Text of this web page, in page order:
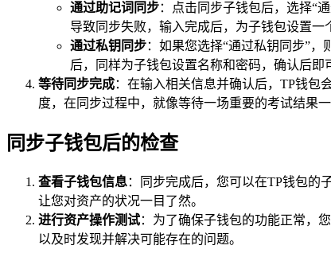
通过助记词同步：点击同步子钱包后，选择“
导致同步失败，输入完成后，为子钱包设置一
通过私钥同步：如果您选择“通过私钥同步”
后，同样为子钱包设置名称和密码，确认后即
等待同步完成：在输入相关信息并确认后，TP钱包
度，在同步过程中，就像等待一场重要的考试结果
同步子钱包后的检查
查看子钱包信息：同步完成后，您可以在TP钱包的
让您对资产的状况一目了然。
进行资产操作测试：为了确保子钱包的功能正常，
以及时发现并解决可能存在的问题。